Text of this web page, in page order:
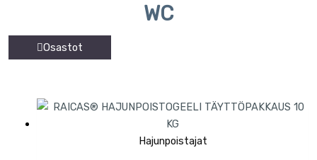
WC
Osastot
Hajunpoistajat